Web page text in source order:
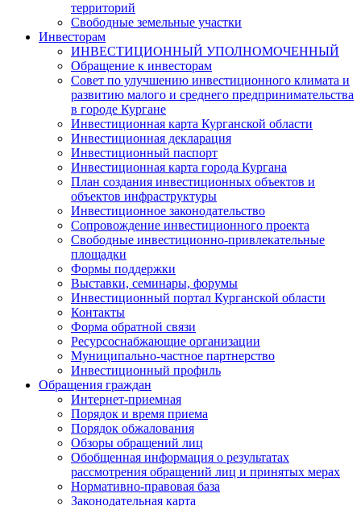
территорий
Свободные земельные участки
Инвесторам
ИНВЕСТИЦИОННЫЙ УПОЛНОМОЧЕННЫЙ
Обращение к инвесторам
Совет по улучшению инвестиционного климата и
развитию малого и среднего предпринимательства
в городе Кургане
Инвестиционная карта Курганской области
Инвестиционная декларация
Инвестиционный паспорт
Инвестиционная карта города Кургана
План создания инвестиционных объектов и
объектов инфраструктуры
Инвестиционное законодательство
Сопровождение инвестиционного проекта
Свободные инвестиционно-привлекательные
площадки
Формы поддержки
Выставки, семинары, форумы
Инвестиционный портал Курганской области
Контакты
Форма обратной связи
Ресурсоснабжающие организации
Муниципально-частное партнерство
Инвестиционный профиль
Обращения граждан
Интернет-приемная
Порядок и время приема
Порядок обжалования
Обзоры обращений лиц
Обобщенная информация о результатах
рассмотрения обращений лиц и принятых мерах
Нормативно-правовая база
Законодательная карта